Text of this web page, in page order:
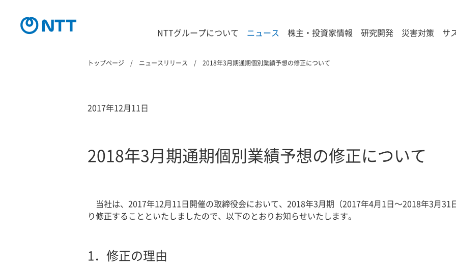
NTTグループについて ニュース 株主・投資家情報 研究開発 災害対策 サ
トップページ ニュースリリース 2018年3月期通期個別業績予想の修正について
2017年12月11日
2018年3月期通期個別業績予想の修正について
当社は、2017年12月11日開催の取締役会において、2018年3月期（2017年4月1日～2018年3月31
り修正することといたしましたので、以下のとおりお知らせいたします。
1． 修正の理由